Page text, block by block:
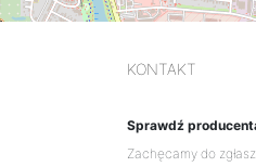
KONTAKT
Sprawdź
Zachęcamy do